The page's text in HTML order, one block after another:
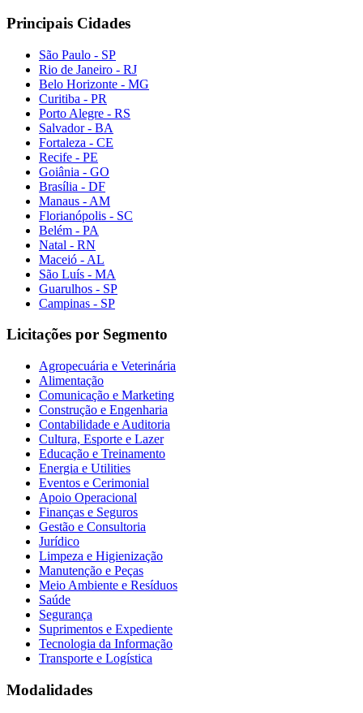
Principais Cidades
São Paulo - SP
Rio de Janeiro - RJ
Belo Horizonte - MG
Curitiba - PR
Porto Alegre - RS
Salvador - BA
Fortaleza - CE
Recife - PE
Goiânia - GO
Brasília - DF
Manaus - AM
Florianópolis - SC
Belém - PA
Natal - RN
Maceió - AL
São Luís - MA
Guarulhos - SP
Campinas - SP
Licitações por Segmento
Agropecuária e Veterinária
Alimentação
Comunicação e Marketing
Construção e Engenharia
Contabilidade e Auditoria
Cultura, Esporte e Lazer
Educação e Treinamento
Energia e Utilities
Eventos e Cerimonial
Apoio Operacional
Finanças e Seguros
Gestão e Consultoria
Jurídico
Limpeza e Higienização
Manutenção e Peças
Meio Ambiente e Resíduos
Saúde
Segurança
Suprimentos e Expediente
Tecnologia da Informação
Transporte e Logística
Modalidades